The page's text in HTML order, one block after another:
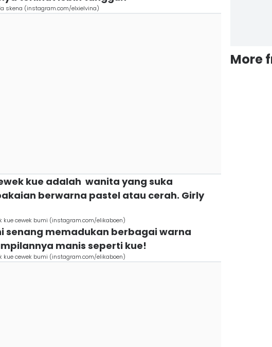
skena (instagram.com/elxielvina)
kue adalah wanita yang suka
berwarna pastel atau cerah. Girly
kue cewek bumi (instagram.com/elikaboen)
senang memadukan berbagai warna
manis seperti kue!
kue cewek bumi (instagram.com/elikaboen)
More